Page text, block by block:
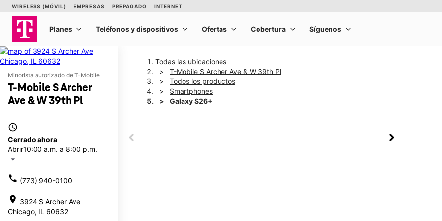
Minorista autorizado de T-Mobile
T-Mobile S Archer
Ave & W 39th Pl
access_time
Cerrado ahora
Abrir10:00 a.m. a 8:00 p.m.
arrow_drop_down
call (773) 940-0100
location_on 3924 S Archer Ave
Chicago, IL 60632
Todas las ubicaciones
T-Mobile S Archer Ave & W 39th Pl
Todos los productos
Smartphones
Galaxy S26+
This carousel shows one large product image at a time. Use the Previous and Next buttons